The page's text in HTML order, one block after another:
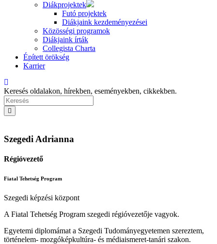
Diákprojektek
Futó projektek
Diákjaink kezdeményezései
Közösségi programok
Diákjaink írták
Collegista Charta
Épített örökség
Karrier
Keresés oldalakon, hírekben, eseményekben, cikkekben.
Szegedi Adrianna
Régióvezető
Fiatal Tehetség Program
Szegedi képzési központ
A Fiatal Tehetség Program szegedi régióvezetője vagyok.
Egyetemi diplomámat a Szegedi Tudományegyetemen szereztem,
történelem- mozgóképkultúra- és médiaismeret-tanári szakon.